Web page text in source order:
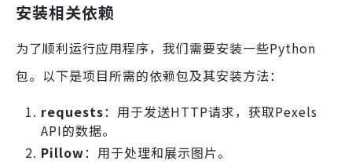
安装相关依赖
为了顺利运行应用程序，我们需要安装一些Python
包。以下是项目所需的依赖包及其安装方法：
requests：用于发送HTTP请求，获取Pexels
API的数据。
Pillow：用于处理和展示图片。